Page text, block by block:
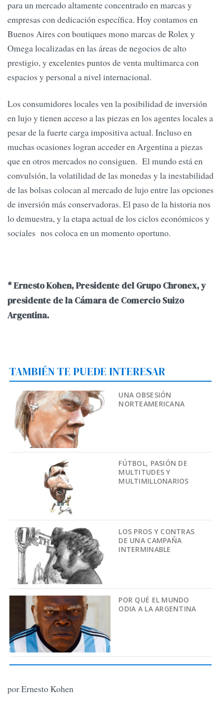
para un mercado altamente concentrado en marcas y
empresas con dedicación específica. Hoy contamos en
Buenos Aires con boutiques mono marcas de Rolex y
Omega localizadas en las áreas de negocios de alto
prestigio, y excelentes puntos de venta multimarca con
espacios y personal a nivel internacional.
Los consumidores locales ven la posibilidad de inversión
en lujo y tienen acceso a las piezas en los agentes locales a
pesar de la fuerte carga impositiva actual. Incluso en
muchas ocasiones logran acceder en Argentina a piezas
que en otros mercados no consiguen. El mundo está en
convulsión, la volatilidad de las monedas y la inestabilidad
de las bolsas colocan al mercado de lujo entre las opciones
de inversión más conservadoras. El paso de la historia nos
lo demuestra, y la etapa actual de los ciclos económicos y
sociales nos coloca en un momento oportuno.
* Ernesto Kohen, Presidente del Grupo Chronex, y
presidente de la Cámara de Comercio Suizo
Argentina.
TAMBIÉN TE PUEDE INTERESAR
UNA OBSESIÓN
NORTEAMERICANA
FÚTBOL, PASIÓN DE
MULTITUDES Y
MULTIMILLONARIOS
LOS PROS Y CONTRAS
DE UNA CAMPAÑA
INTERMINABLE
POR QUÉ EL MUNDO
ODIA A LA ARGENTINA
por Ernesto Kohen